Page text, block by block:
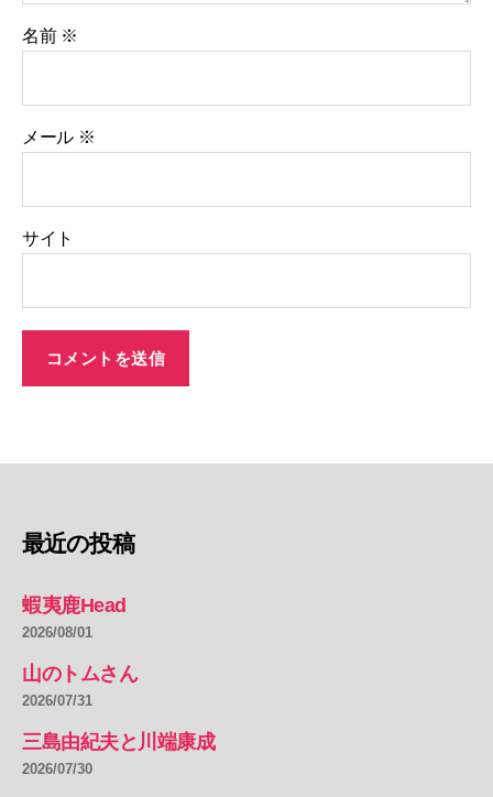
名前 ※
メール ※
サイト
最近の投稿
蝦夷鹿Head
2026/08/01
山のトムさん
2026/07/31
三島由紀夫と川端康成
2026/07/30